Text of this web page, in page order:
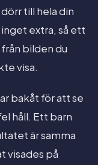
till hela din
extra, så ett
bilden du
visa.
bakåt för att se
håll. Ett barn
är samma
visades på